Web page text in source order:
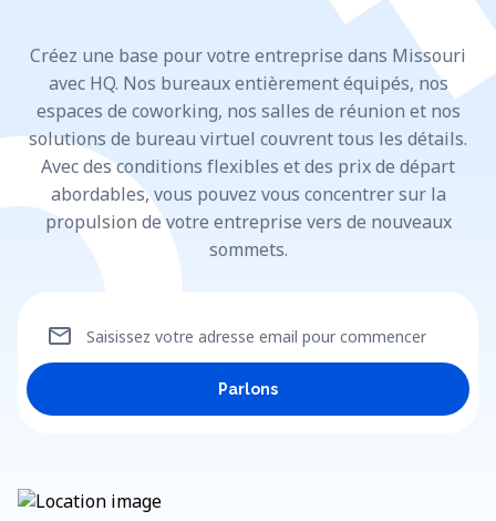
Créez une base pour votre entreprise dans Missouri
avec HQ. Nos bureaux entièrement équipés, nos
espaces de coworking, nos salles de réunion et nos
solutions de bureau virtuel couvrent tous les détails.
Avec des conditions flexibles et des prix de départ
abordables, vous pouvez vous concentrer sur la
propulsion de votre entreprise vers de nouveaux
sommets.
Saisissez votre adresse email pour commencer
mail
Parlons